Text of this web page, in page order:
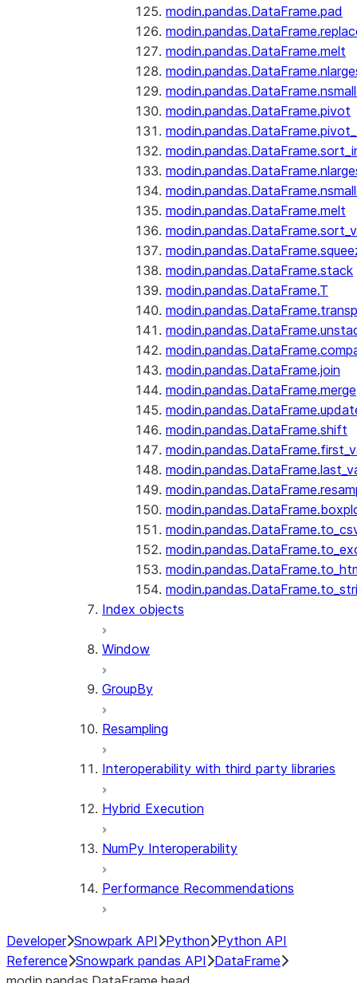
modin.pandas.DataFrame.pad
modin.pandas.DataFrame.melt
modin.pandas.DataFrame.pivot
modin.pandas.DataFrame.melt
modin.pandas.DataFrame.stack
modin.pandas.DataFrame.T
modin.pandas.DataFrame.join
modin.pandas.DataFrame.merge
modin.pandas.DataFrame.shift
Index objects
Window
GroupBy
Resampling
Interoperability with third party libraries
Hybrid Execution
NumPy Interoperability
Performance Recommendations
Developer Snowpark API Python Python API
Reference Snowpark pandas API
DataFrame